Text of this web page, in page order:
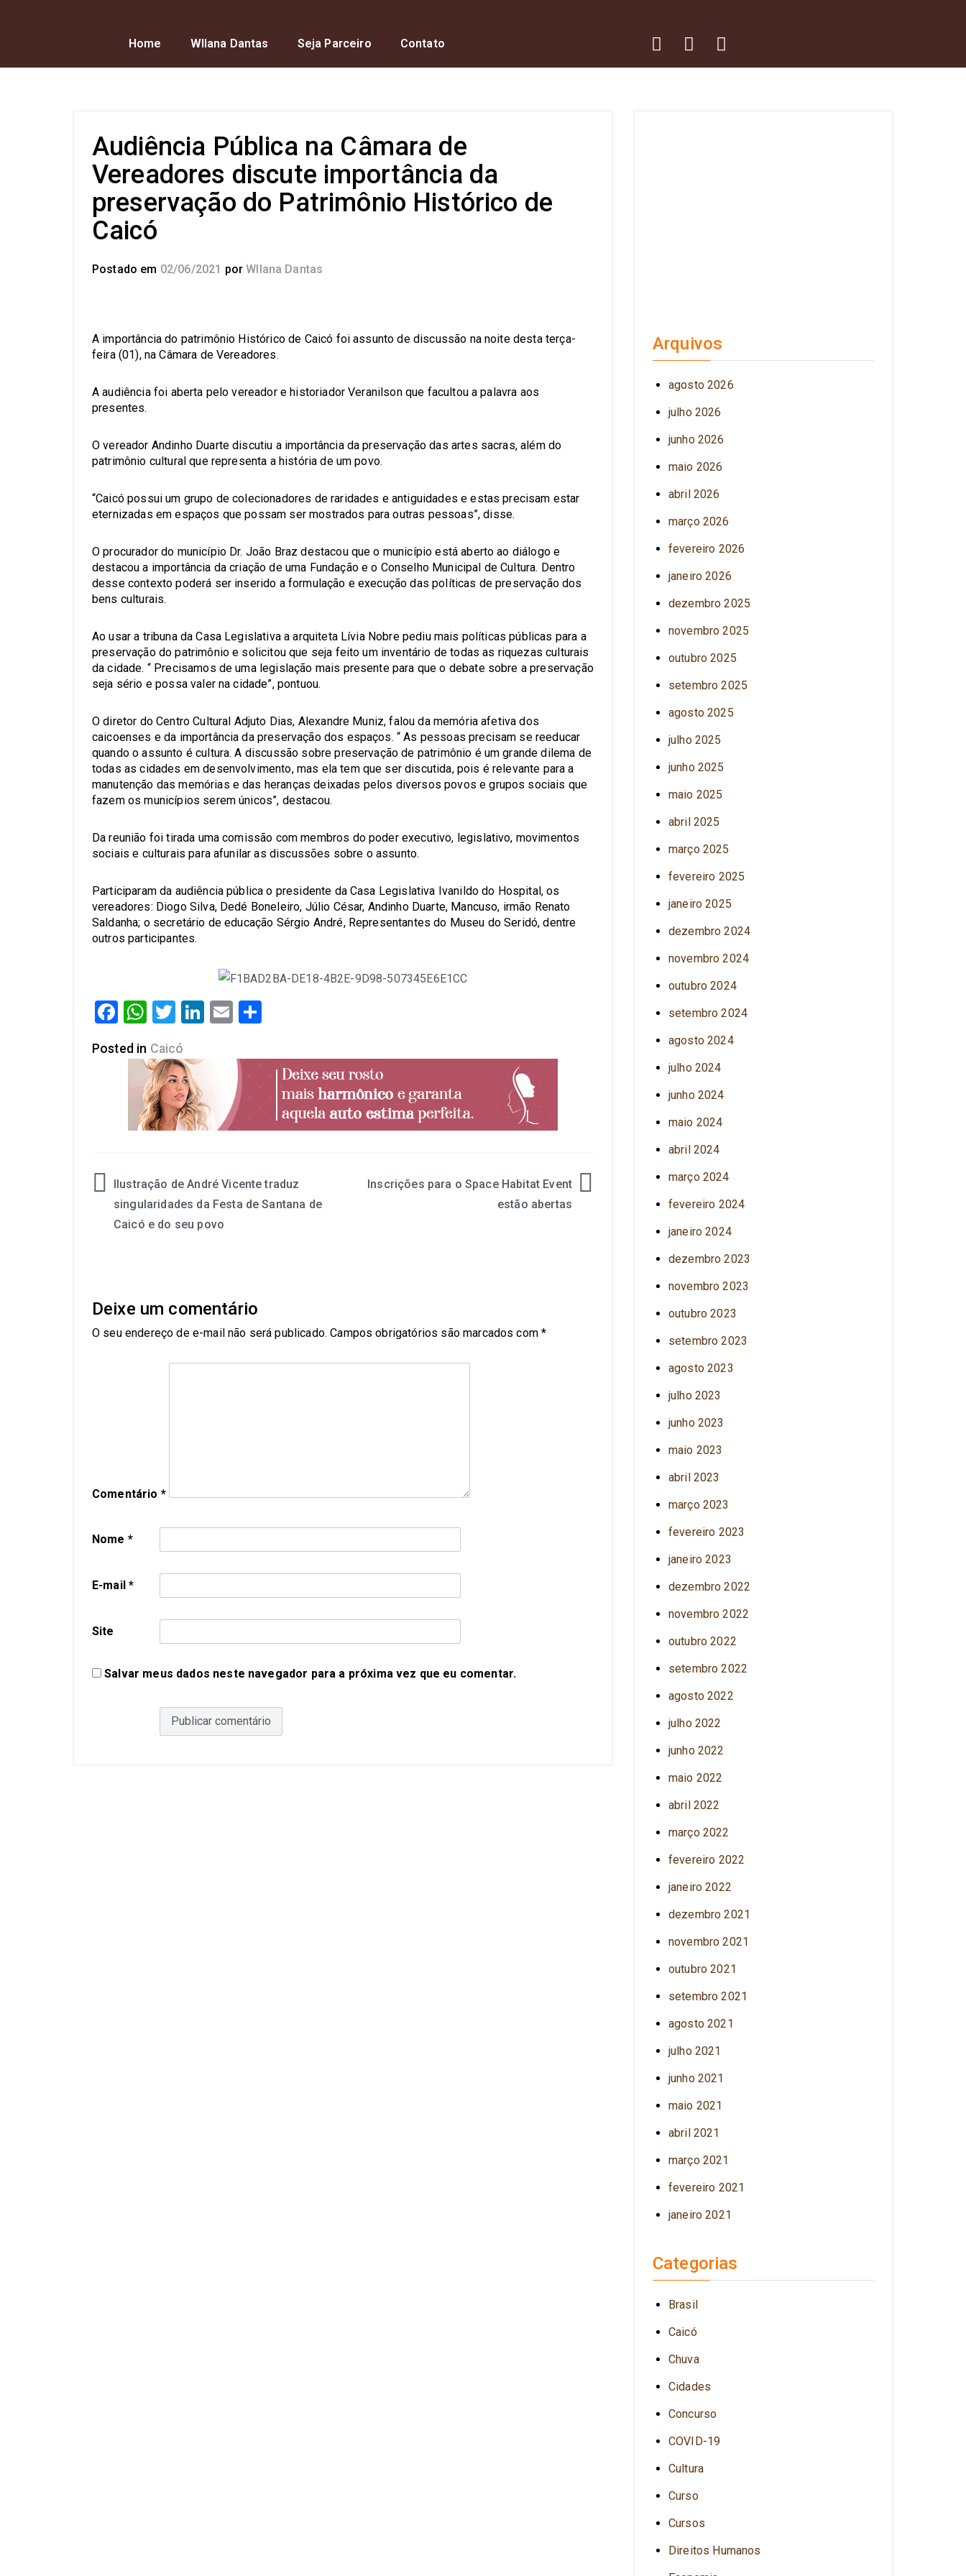
Home Wllana Dantas Seja Parceiro Contato
Audiência Pública na Câmara de
Vereadores discute importância da
preservação do Patrimônio Histórico de
Caicó
Postado em 02/06/2021 por Wllana Dantas
A importância do patrimônio Histórico de Caicó foi assunto de discussão na noite desta terça-
feira (01), na Câmara de Vereadores.
A audiência foi aberta pelo vereador e historiador Veranilson que facultou a palavra aos
presentes.
O vereador Andinho Duarte discutiu a importância da preservação das artes sacras, além do
patrimônio cultural que representa a história de um povo.
“Caicó possui um grupo de colecionadores de raridades e antiguidades e estas precisam estar
eternizadas em espaços que possam ser mostrados para outras pessoas”, disse.
O procurador do município Dr. João Braz destacou que o município está aberto ao diálogo e
destacou a importância da criação de uma Fundação e o Conselho Municipal de Cultura. Dentro
desse contexto poderá ser inserido a formulação e execução das políticas de preservação dos
bens culturais.
Ao usar a tribuna da Casa Legislativa a arquiteta Lívia Nobre pediu mais políticas públicas para a
preservação do patrimônio e solicitou que seja feito um inventário de todas as riquezas culturais
da cidade. “ Precisamos de uma legislação mais presente para que o debate sobre a preservação
seja sério e possa valer na cidade”, pontuou.
O diretor do Centro Cultural Adjuto Dias, Alexandre Muniz, falou da memória afetiva dos
caicoenses e da importância da preservação dos espaços. “ As pessoas precisam se reeducar
quando o assunto é cultura. A discussão sobre preservação de patrimônio é um grande dilema de
todas as cidades em desenvolvimento, mas ela tem que ser discutida, pois é relevante para a
manutenção das memórias e das heranças deixadas pelos diversos povos e grupos sociais que
fazem os municípios serem únicos”, destacou.
Da reunião foi tirada uma comissão com membros do poder executivo, legislativo, movimentos
sociais e culturais para afunilar as discussões sobre o assunto.
Participaram da audiência pública o presidente da Casa Legislativa Ivanildo do Hospital, os
vereadores: Diogo Silva, Dedé Boneleiro, Júlio César, Andinho Duarte, Mancuso, irmão Renato
Saldanha; o secretário de educação Sérgio André, Representantes do Museu do Seridó, dentre
outros participantes.
Facebook
WhatsApp
Twitter
LinkedIn
Email
Posted in Caicó
Ilustração de André Vicente traduz
singularidades da Festa de Santana de
Caicó e do seu povo
Inscrições para o Space Habitat Event
estão abertas
Deixe um comentário
O seu endereço de e-mail não será publicado. Campos obrigatórios são marcados com*
Comentário *
Nome *
E-mail*
Site
Salvar meus dados neste navegador para a próxima vez que eu comentar.
Arquivos
agosto 2026
julho 2026
junho 2026
maio 2026
abril 2026
março 2026
fevereiro 2026
janeiro 2026
dezembro 2025
novembro 2025
outubro 2025
setembro 2025
agosto 2025
julho 2025
junho 2025
maio 2025
abril 2025
março 2025
fevereiro 2025
janeiro 2025
dezembro 2024
novembro 2024
outubro 2024
setembro 2024
agosto 2024
julho 2024
junho 2024
maio 2024
abril 2024
março 2024
fevereiro 2024
janeiro 2024
dezembro 2023
novembro 2023
outubro 2023
setembro 2023
agosto 2023
julho 2023
junho 2023
maio 2023
abril 2023
março 2023
fevereiro 2023
janeiro 2023
dezembro 2022
novembro 2022
outubro 2022
setembro 2022
agosto 2022
julho 2022
junho 2022
maio 2022
abril 2022
março 2022
fevereiro 2022
janeiro 2022
dezembro 2021
novembro 2021
outubro 2021
setembro 2021
agosto 2021
julho 2021
junho 2021
maio 2021
abril 2021
março 2021
fevereiro 2021
janeiro 2021
Categorias
Brasil
Caicó
Chuva
Cidades
Concurso
COVID-19
Cultura
Curso
Cursos
Direitos Humanos